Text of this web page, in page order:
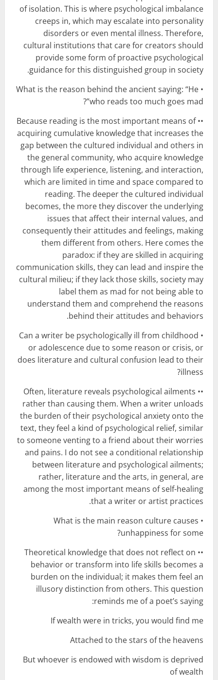
of isolation. This is where psychological imbalance
creeps in, which may escalate into personality
disorders or even mental illness. Therefore,
cultural institutions that care for creators should
provide some form of proactive psychological
guidance for this distinguished group in society.
• What is the reason behind the ancient saying: “He
who reads too much goes mad”?
•• Because reading is the most important means of
acquiring cumulative knowledge that increases the
gap between the cultured individual and others in
the general community, who acquire knowledge
through life experience, listening, and interaction,
which are limited in time and space compared to
reading. The deeper the cultured individual
becomes, the more they discover the underlying
issues that affect their internal values, and
consequently their attitudes and feelings, making
them different from others. Here comes the
paradox: if they are skilled in acquiring
communication skills, they can lead and inspire the
cultural milieu; if they lack those skills, society may
label them as mad for not being able to
understand them and comprehend the reasons
behind their attitudes and behaviors.
• Can a writer be psychologically ill from childhood
or adolescence due to some reason or crisis, or
does literature and cultural confusion lead to their
illness?
•• Often, literature reveals psychological ailments
rather than causing them. When a writer unloads
the burden of their psychological anxiety onto the
text, they feel a kind of psychological relief, similar
to someone venting to a friend about their worries
and pains. I do not see a conditional relationship
between literature and psychological ailments;
rather, literature and the arts, in general, are
among the most important means of self-healing
that a writer or artist practices.
• What is the main reason culture causes
unhappiness for some?
•• Theoretical knowledge that does not reflect on
behavior or transform into life skills becomes a
burden on the individual; it makes them feel an
illusory distinction from others. This question
reminds me of a poet’s saying:
If wealth were in tricks, you would find me
Attached to the stars of the heavens
But whoever is endowed with wisdom is deprived
of wealth